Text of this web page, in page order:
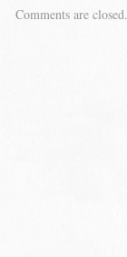
Comments are closed.